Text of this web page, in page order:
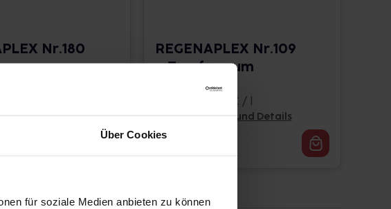
Über Cookies
für soziale Medien anbieten zu können
Nr.180
zum
REGENAPLEX Nr.109
a Tropfen zum
Einnehmen
30 ml • 825,33 € / l
Pflichtangaben und Details
24,76